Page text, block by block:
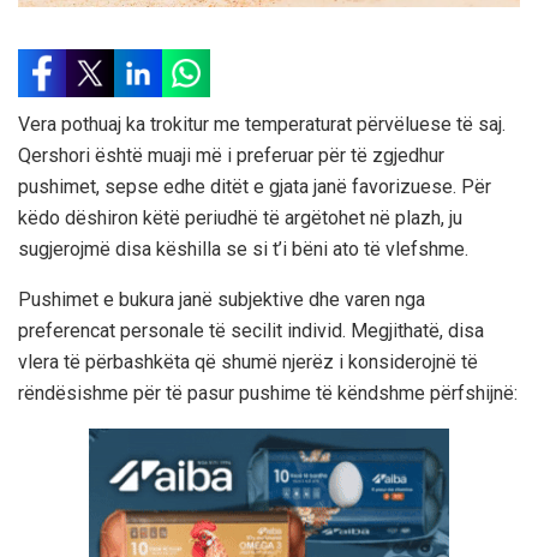
Vera pothuaj ka trokitur me temperaturat përvëluese të saj.
Qershori është muaji më i preferuar për të zgjedhur
pushimet, sepse edhe ditët e gjata janë favorizuese. Për
këdo dëshiron këtë periudhë të argëtohet në plazh, ju
sugjerojmë disa këshilla se si t’i bëni ato të vlefshme.
Pushimet e bukura janë subjektive dhe varen nga
preferencat personale të secilit individ. Megjithatë, disa
vlera të përbashkëta që shumë njerëz i konsiderojnë të
rëndësishme për të pasur pushime të këndshme përfshijnë: